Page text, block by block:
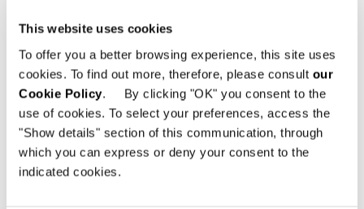
This website uses cookies
To offer you a better browsing experience, this site uses
cookies. To find out more, therefore, please consult our
Cookie Policy. By clicking "OK" you consent to the
use of cookies. To select your preferences, access the
"Show details" section of this communication, through
which you can express or deny your consent to the
indicated cookies.
Bereichen Design, Architektur,
Nachrichten, Mode und Lifestyle
verbreitet, die aus den bedeutendsten
und renommiertesten Publikationen
ausgewählt wurden. Gleichzeitig wird
die neue 2023 Collection in Flagship-
Stores und autorisierten Einzelhändlern